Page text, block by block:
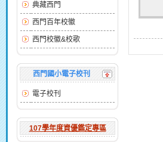
典藏西門
西門百年校徽
西門校徽&校歌
西門國小電子校刊
電子校刊
107學年度資優鑑定專區